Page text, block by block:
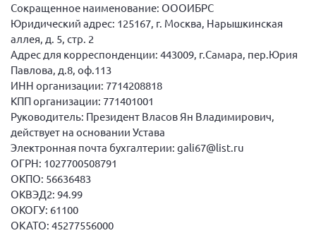
Кировская область
Краснодарский край
Красноярский край
Липецкая область
Ленинградская область
г. Москва
Московская область
Мурманская область
Нижегородская область
Новгородская область
Сокращенное наименование: ОООИБРС
Юридический адрес: 125167, г. Москва, Нарышкинская
аллея, д. 5, стр. 2
Адрес для корреспонденции: 443009, г.Самара, пер.Юрия
Павлова, д.8, оф.113
ИНН организации: 7714208818
КПП организации: 771401001
Руководитель: Президент Власов Ян Владимирович,
действует на основании Устава
Электронная почта бухгалтерии: gali67@list.ru
ОГРН: 1027700508791
ОКПО: 56636483
ОКВЭД2: 94.99
ОКОГУ: 61100
ОКАТО: 45277556000